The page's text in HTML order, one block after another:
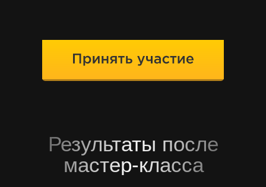
Результаты после
мастер-класса